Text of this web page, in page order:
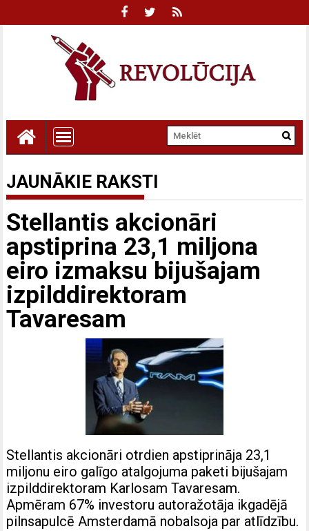
JAUNĀKIE RAKSTI
Stellantis akcionāri
apstiprina 23,1 miljona
eiro izmaksu bijušajam
izpilddirektoram
Tavaresam
Stellantis akcionāri otrdien apstiprināja 23,1
miljonu eiro galīgo atalgojuma paketi bijušajam
izpilddirektoram Karlosam Tavaresam.
Apmēram 67% investoru autoražotāja ikgadējā
pilnsapulcē Amsterdamā nobalsoja par atlīdzību.